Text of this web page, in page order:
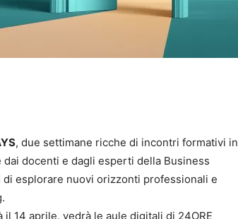
, due settimane ricche di incontri formativi in
docenti e dagli esperti della Business
esplorare nuovi orizzonti professionali e
14 aprile, vedrà le aule digitali di 24ORE